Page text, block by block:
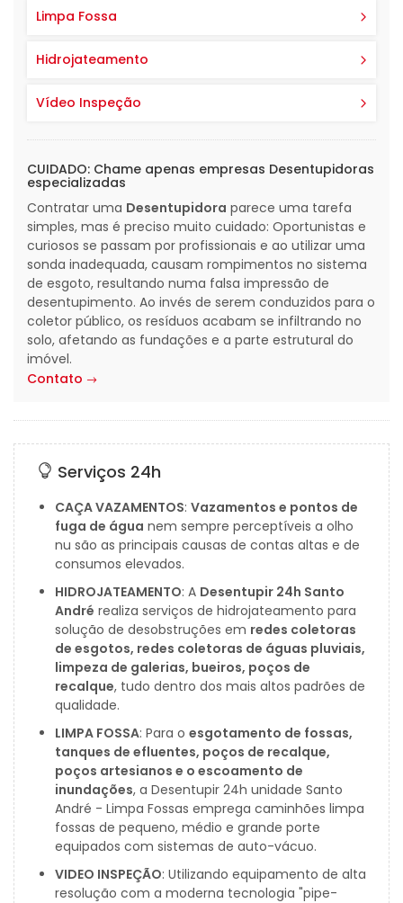
Limpa Fossa
Hidrojateamento
Vídeo Inspeção
CUIDADO: Chame apenas empresas Desentupidoras
especializadas
Contratar uma Desentupidora parece uma tarefa
simples, mas é preciso muito cuidado: Oportunistas e
curiosos se passam por profissionais e ao utilizar uma
sonda inadequada, causam rompimentos no sistema
de esgoto, resultando numa falsa impressão de
desentupimento. Ao invés de serem conduzidos para o
coletor público, os resíduos acabam se infiltrando no
solo, afetando as fundações e a parte estrutural do
imóvel.
Contato
Serviços 24h
CAÇA VAZAMENTOS: Vazamentos e pontos de
fuga de água nem sempre perceptíveis a olho
nu são as principais causas de contas altas e de
consumos elevados.
HIDROJATEAMENTO: A Desentupir 24h Santo
André realiza serviços de hidrojateamento para
solução de desobstruções em redes coletoras
de esgotos, redes coletoras de águas pluviais,
limpeza de galerias, bueiros, poços de
recalque, tudo dentro dos mais altos padrões de
qualidade.
LIMPA FOSSA: Para o esgotamento de fossas,
tanques de efluentes, poços de recalque,
poços artesianos e o escoamento de
inundações, a Desentupir 24h unidade Santo
André - Limpa Fossas emprega caminhões limpa
fossas de pequeno, médio e grande porte
equipados com sistemas de auto-vácuo.
VIDEO INSPEÇÃO: Utilizando equipamento de alta
resolução com a moderna tecnologia "pipe-